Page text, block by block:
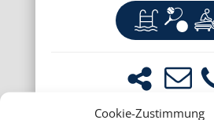
Cookie-Zustimmung